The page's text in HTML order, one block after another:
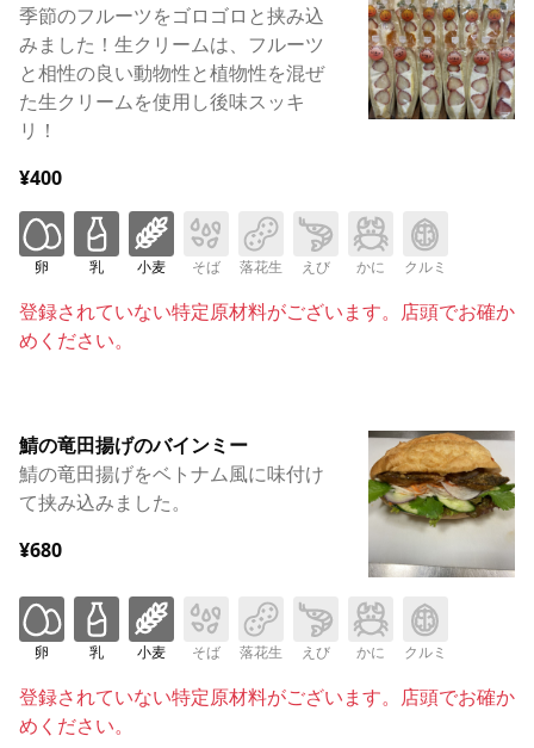
季節のフルーツをゴロゴロと挟み込
みました！生クリームは、フルーツ
と相性の良い動物性と植物性を混ぜ
た生クリームを使用し後味スッキ
リ！
¥400
卵 乳 小麦 そば 落花生 えび かに クルミ
登録されていない特定原材料がございます。店頭でお確か
めください。
鯖の竜田揚げのバインミー
鯖の竜田揚げをベトナム風に味付け
て挟み込みました。
¥680
卵 乳 小麦 そば 落花生 えび かに クルミ
登録されていない特定原材料がございます。店頭でお確か
めください。